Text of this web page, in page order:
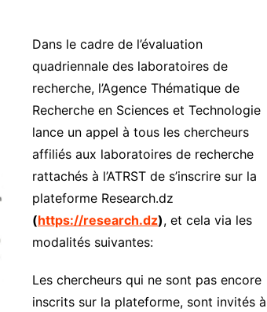
Dans le cadre de l’évaluation
quadriennale des laboratoires de
recherche, l’Agence Thématique de
Recherche en Sciences et Technologie
lance un appel à tous les chercheurs
affiliés aux laboratoires de recherche
rattachés à l’ATRST de s’inscrire sur la
plateforme Research.dz
(https://research.dz), et cela via les
modalités suivantes:
Les chercheurs qui ne sont pas encore
inscrits sur la plateforme, sont invités à